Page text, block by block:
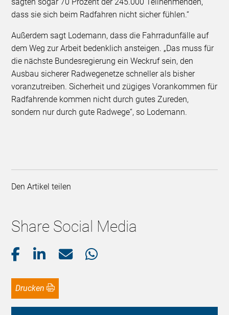
dass sie sich beim Radfahren nicht sicher fühlen.“
Außerdem sagt Lodemann, dass die Fahrradunfälle auf
dem Weg zur Arbeit bedenklich ansteigen. „Das muss für
die nächste Bundesregierung ein Weckruf sein, den
Ausbau sicherer Radwegenetze schneller als bisher
voranzutreiben. Sicherheit und zügiges Vorankommen für
Radfahrende kommen nicht durch gutes Zureden,
sondern nur durch gute Radwege“, so Lodemann.
Den Artikel teilen
Share Social Media
Drucken